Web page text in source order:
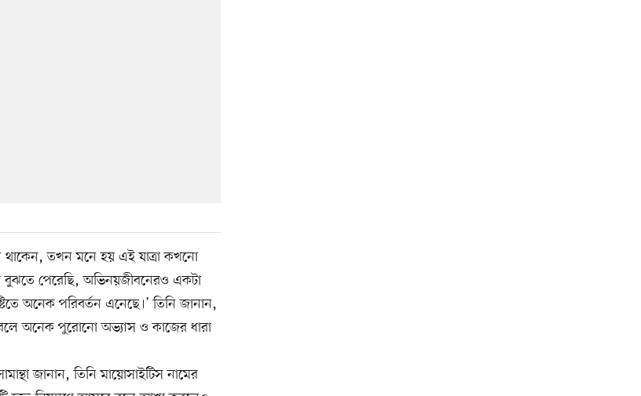
থাকেন, তখন মনে হয় এই যাত্রা কখনো
বুঝতে পেরেছি, অভিনয়জীবনেরও একটা
অনেক পরিবর্তন এনেছে।’ তিনি জানান,
অনেক পুরোনো অভ্যাস ও কাজের ধারা
জানান, তিনি মায়োসাইটিস নামের